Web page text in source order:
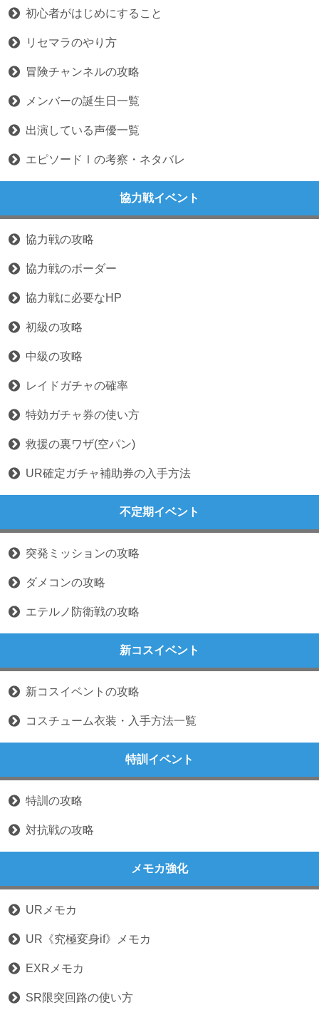
初心者がはじめにすること
リセマラのやり方
冒険チャンネルの攻略
メンバーの誕生日一覧
出演している声優一覧
エピソードⅠの考察・ネタバレ
協力戦イベント
協力戦の攻略
協力戦のボーダー
協力戦に必要なHP
初級の攻略
中級の攻略
レイドガチャの確率
特効ガチャ券の使い方
救援の裏ワザ(空パン)
UR確定ガチャ補助券の入手方法
不定期イベント
突発ミッションの攻略
ダメコンの攻略
エテルノ防衛戦の攻略
新コスイベント
新コスイベントの攻略
コスチューム衣装・入手方法一覧
特訓イベント
特訓の攻略
対抗戦の攻略
メモカ強化
URメモカ
UR《究極変身if》メモカ
EXRメモカ
SR限突回路の使い方